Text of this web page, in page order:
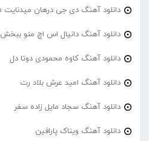
دانلود آهنگ دی جی درهان میدنایت 5
دانلود آهنگ دانیال اس اچ منو ببخش
دانلود آهنگ کاوه محمودی دوتا دل
دانلود آهنگ امید عرش بلاد رت
دانلود آهنگ سجاد مایل زاده سفر
دانلود آهنگ ویناک پارافین